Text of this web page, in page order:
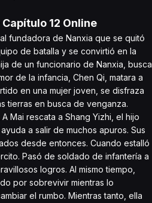
Capítulo 12 Online
fundadora de Nanxia que se quitó
de batalla y se convirtió en la
de un funcionario de Nanxia, busca
de la infancia, Chen Qi, matara a
en una mujer joven, se disfraza
tierras en busca de venganza.
Mai rescata a Shang Yizhi, el hijo
a salir de muchos apuros. Sus
desde entonces. Cuando estalló
Pasó de soldado de infantería a
logros. Al mismo tiempo,
por sobrevivir mientras lo
el rumbo. Mientras tanto, ella